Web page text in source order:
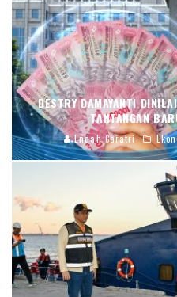
DESTRY DAMAYANTI
TANTANGAN
Endah Caratri